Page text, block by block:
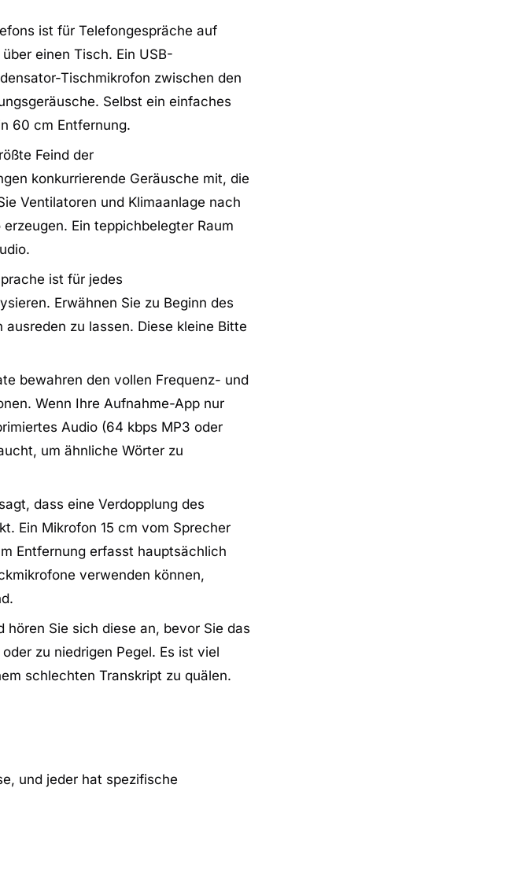
ist für Telefongespräche auf
einen Tisch. Ein USB-
Tischmikrofon zwischen den
Selbst ein einfaches
60 cm Entfernung.
Feind der
konkurrierende Geräusche mit, die
Ventilatoren und Klimaanlage nach
Ein teppichbelegter Raum
ist für jedes
Erwähnen Sie zu Beginn des
zu lassen. Diese kleine Bitte
bewahren den vollen Frequenz- und
Wenn Ihre Aufnahme-App nur
Audio (64 kbps MP3 oder
um ähnliche Wörter zu
dass eine Verdopplung des
Ein Mikrofon 15 cm vom Sprecher
Entfernung erfasst hauptsächlich
verwenden können,
hören Sie sich diese an, bevor Sie das
zu niedrigen Pegel. Es ist viel
schlechten Transkript zu quälen.
und jeder hat spezifische